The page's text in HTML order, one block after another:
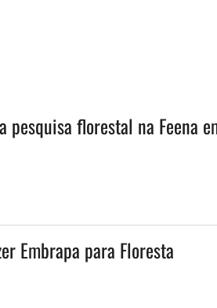
florestal na Feena
Embrapa para Floresta